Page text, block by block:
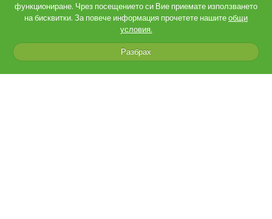
функциониране. Чрез посещението си Вие приемате използването
на бисквитки. За повече информация прочетете нашитеобщи
условия.
Разбрах